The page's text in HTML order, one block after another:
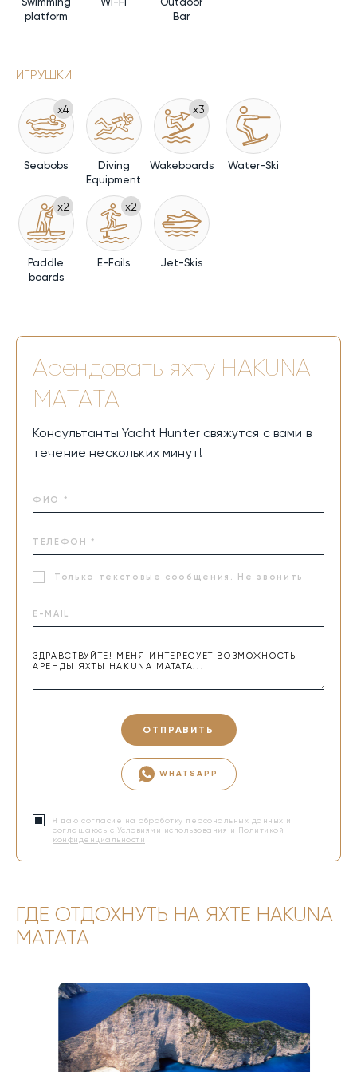
platform
Bar
ИГРУШКИ
x4
Seabobs
Diving
Equipment
x3
Wakeboards Water-Ski
x2
Paddle
boards
x2
E-Foils Jet-Skis
Арендовать яхту HAKUNA
MATATA
Консультанты Yacht Hunter свяжутся с вами в
течение нескольких минут!
Только текстовые сообщения. Не звонить
ОТПРАВИТЬ
WHATSAPP
Я даю согласие на обработку персональных данных и
соглашаюсь с Условиями использования и Политикой
конфиденциальности
ГДЕ ОТДОХНУТЬ НА ЯХТЕ HAKUNA
MATATA